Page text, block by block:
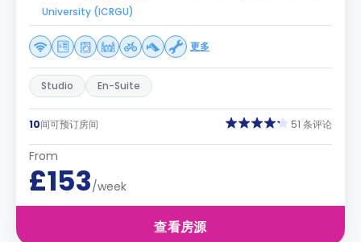
University (ICRGU)
更多
Studio En-Suite
10间可预订房间 51 条评论
From
£153/week
查看房源